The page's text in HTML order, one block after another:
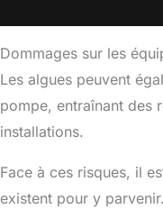
Dommages sur les
Les algues peuvent
pompe, entraînant des
installations.
Face à ces risques, il
existent pour y parvenir.